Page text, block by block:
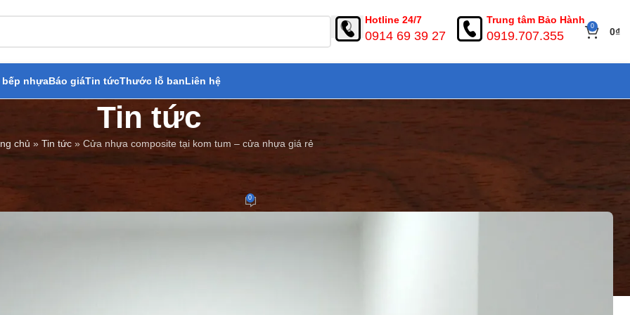
Hotline 24/7
0914 69 39 27
Trung tâm Bảo Hành
0919.707.355
0 0₫
bếp nhựaBáo giáTin tứcThước lỗ banLiên hệ
Tin tức
chủ » Tin tức» Cửa nhựa composite tại kom tum – cửa nhựa giá rẻ
composite tại kom tum – cửa nhựa giá rẻ
0